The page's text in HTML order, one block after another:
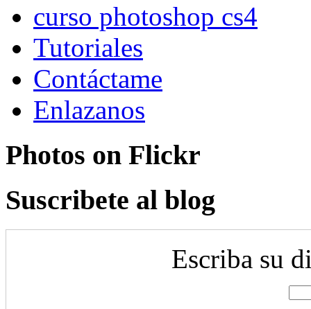
curso photoshop cs4
Tutoriales
Contáctame
Enlazanos
Photos on Flickr
Suscribete al blog
Escriba su